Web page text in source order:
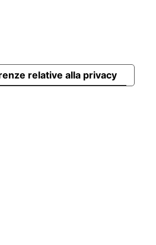
relative alla privacy